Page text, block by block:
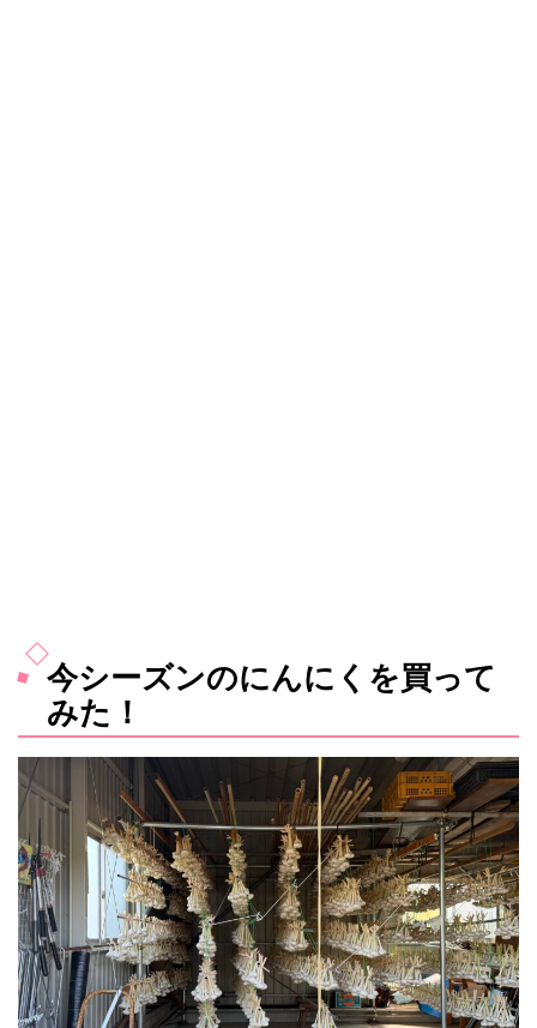
今シーズンのにんにくを買って
みた！